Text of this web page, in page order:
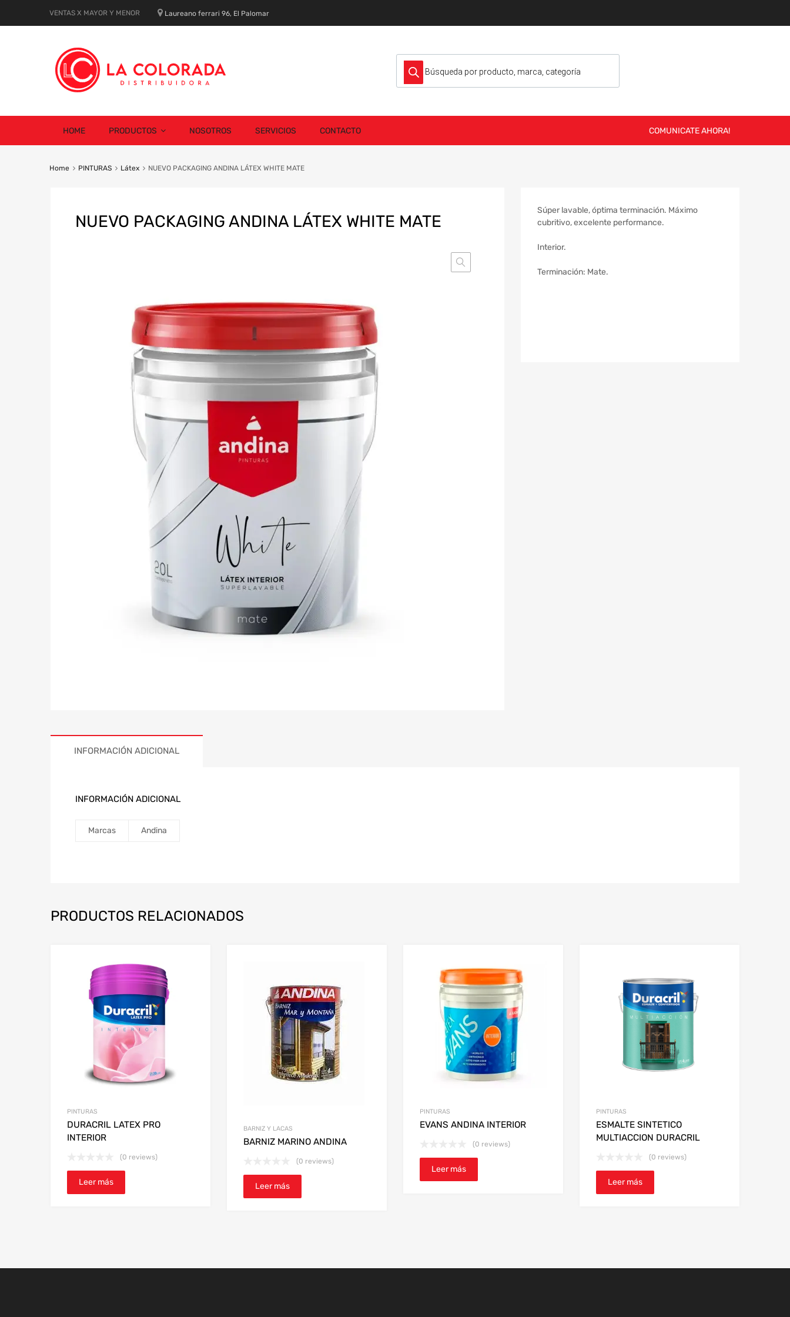
VENTAS X MAYOR Y MENOR Laureano ferrari 96, El Palomar
Búsqueda de productos
content
HOME PRODUCTOS NOSOTROS SERVICIOS CONTACTO COMUNICATE AHORA!
Home PINTURAS Látex NUEVO PACKAGING ANDINA LÁTEX WHITE MATE
NUEVO PACKAGING ANDINA LÁTEX WHITE MATE
Súper lavable, óptima terminación. Máximo
cubritivo, excelente performance.
Interior.
Terminación: Mate.
INFORMACIÓN ADICIONAL
INFORMACIÓN ADICIONAL
Marcas Andina
PRODUCTOS RELACIONADOS
PINTURAS
DURACRIL LATEX PRO
INTERIOR
(0 reviews)
Leer más
BARNIZ Y LACAS
BARNIZ MARINO ANDINA
(0 reviews)
Leer más
PINTURAS
EVANS ANDINA INTERIOR
(0 reviews)
Leer más
PINTURAS
ESMALTE SINTETICO
MULTIACCION DURACRIL
(0 reviews)
Leer más